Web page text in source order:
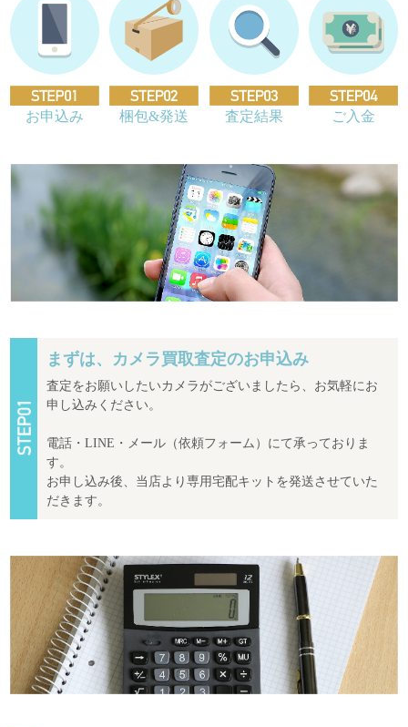
お申込み 梱包&発送 査定結果 ご入金
まずは、カメラ買取査定のお申込み
査定をお願いしたいカメラがございましたら、お気軽にお
申し込みください。
電話・LINE・メール（依頼フォーム）にて承っておりま
す。
お申し込み後、当店より専用宅配キットを発送させていた
だきます。